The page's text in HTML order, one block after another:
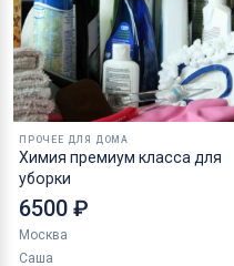
ПРОЧЕЕ ДЛЯ ДОМА
Химия премиум класса для
уборки
6500 ₽
Москва
Саша